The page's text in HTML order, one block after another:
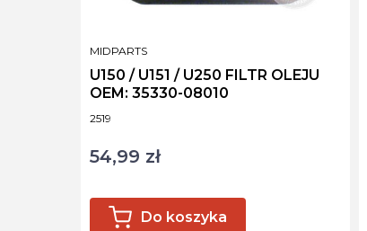
Kod produktu
2519
U150 / U151 / U250 FILTR OLEJU
OEM: 35330-08010
PRODUCENT
MIDPARTS
Cena
54,99 zł
Do koszyka